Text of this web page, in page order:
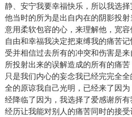
静、安宁我要幸福快乐，所以我选择
他当时的所为是出自内在的阴影投
意用柔软包容的心，来理解他，宽
自由和幸福我决定把束缚我的痛苦
受并相信过去所有的冲突和伤害是
所投射出来的误解造成的所有的痛
只是我们内心的妄念我已经完完全
全的原谅我自己光明，已经来了因
经降临了因为，我选择了爱感谢所
经历让我能对别人的痛苦同时的接